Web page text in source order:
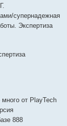
супернадежная
Экспертиза
от PlayTech
888